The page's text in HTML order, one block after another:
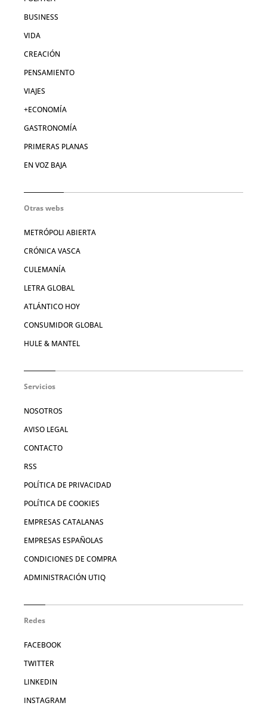
BUSINESS
VIDA
CREACIÓN
PENSAMIENTO
VIAJES
+ECONOMÍA
GASTRONOMÍA
PRIMERAS PLANAS
EN VOZ BAJA
Otras webs
METRÓPOLI ABIERTA
CRÓNICA VASCA
CULEMANÍA
LETRA GLOBAL
ATLÁNTICO HOY
CONSUMIDOR GLOBAL
HULE & MANTEL
Servicios
NOSOTROS
AVISO LEGAL
CONTACTO
RSS
POLÍTICA DE PRIVACIDAD
POLÍTICA DE COOKIES
EMPRESAS CATALANAS
EMPRESAS ESPAÑOLAS
CONDICIONES DE COMPRA
ADMINISTRACIÓN UTIQ
Redes
FACEBOOK
TWITTER
LINKEDIN
INSTAGRAM